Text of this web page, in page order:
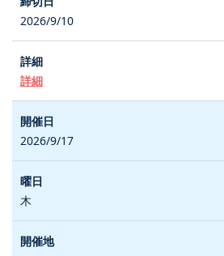
2026/9/10
詳細
2026/9/17
木